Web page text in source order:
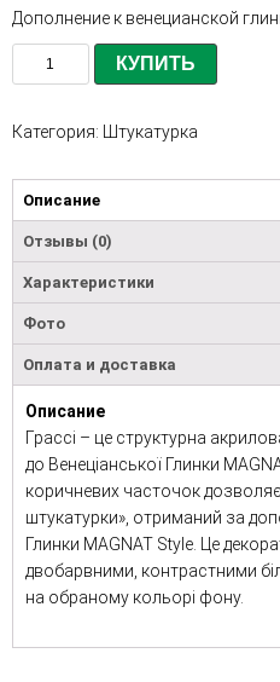
Дополнение к венецианской
КУПИТЬ
Категория: Штукатурка
Описание
Отзывы (0)
Характеристики
Фото
Оплата и доставка
Описание
Грассі – це структурна
до Венеціанської Глинки
коричневих часточок
штукатурки», отриманий за
Глинки MAGNAT Style. Це
двобарвними, контрастними
на обраному кольорі фону.